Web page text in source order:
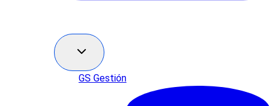
GS Gestión